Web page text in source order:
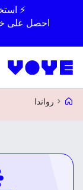
⚡
احصل على خصم10% على طلبك الأول
Voye Homepage
رواندا